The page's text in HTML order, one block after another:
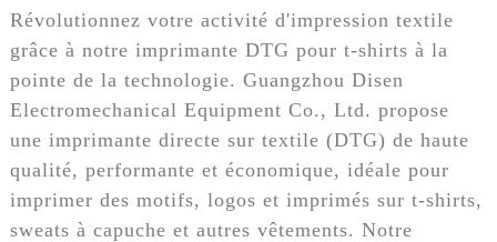
Révolutionnez votre activité d'impression textile
grâce à notre imprimante DTG pour t-shirts à la
pointe de la technologie. Guangzhou Disen
Electromechanical Equipment Co., Ltd. propose
une imprimante directe sur textile (DTG) de haute
qualité, performante et économique, idéale pour
imprimer des motifs, logos et imprimés sur t-shirts,
sweats à capuche et autres vêtements. Notre